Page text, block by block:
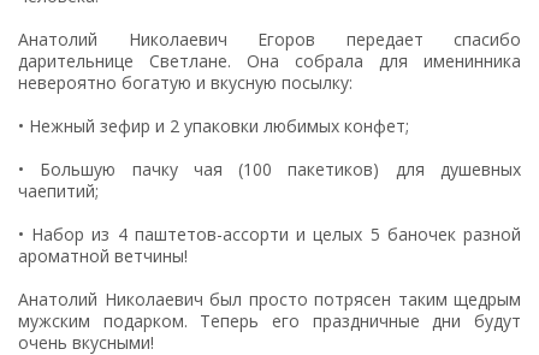
Анатолий Николаевич Егоров передает спасибо
дарительнице Светлане. Она собрала для именинника
невероятно богатую и вкусную посылку:
• Нежный зефир и 2 упаковки любимых конфет;
• Большую пачку чая (100 пакетиков) для душевных
чаепитий;
• Набор из 4 паштетов-ассорти и целых 5 баночек разной
ароматной ветчины!
Анатолий Николаевич был просто потрясен таким щедрым
мужским подарком. Теперь его праздничные дни будут
очень вкусными!